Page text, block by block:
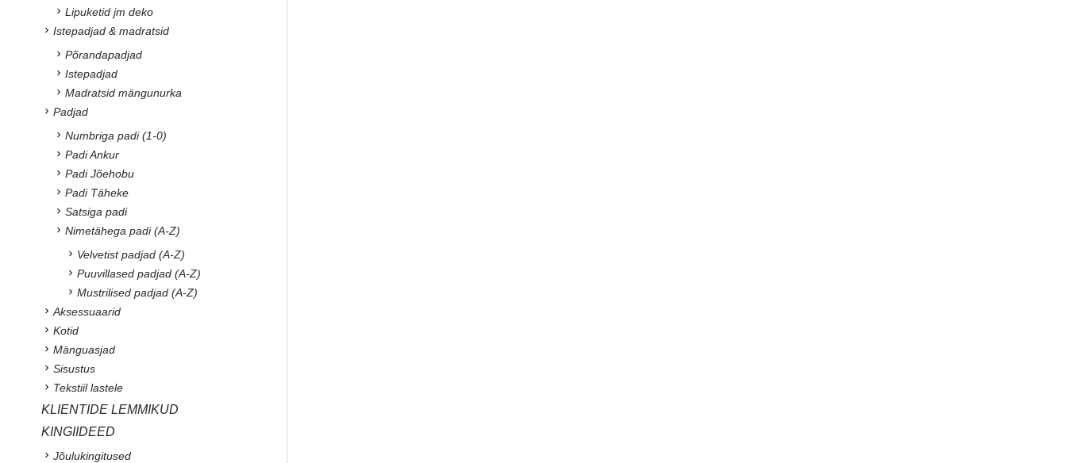
Lipuketid jm deko
Istepadjad & madratsid
Põrandapadjad
Istepadjad
Madratsid mängunurka
Padjad
Numbriga padi (1-0)
Padi Ankur
Padi Jõehobu
Padi Täheke
Satsiga padi
Nimetähega padi (A-Z)
Velvetist padjad (A-Z)
Puuvillased padjad (A-Z)
Mustrilised padjad (A-Z)
Aksessuaarid
Kotid
Mänguasjad
Sisustus
Tekstiil lastele
KLIENTIDE LEMMIKUD
KINGIIDEED
Jõulukingitused